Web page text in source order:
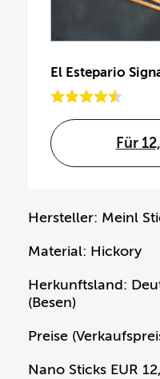
El Estepario
Für
Hersteller: Meinl
Material: Hickory
Herkunftsland:
(Besen)
Preise
Nano Sticks EUR